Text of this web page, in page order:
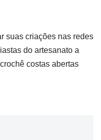
suas criações nas redes
do artesanato a
costas abertas